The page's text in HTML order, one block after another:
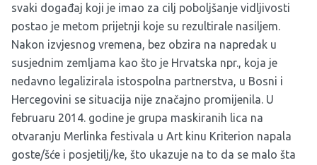
svaki događaj koji je imao za cilj poboljšanje vidljivosti
postao je metom prijetnji koje su rezultirale nasiljem.
Nakon izvjesnog vremena, bez obzira na napredak u
susjednim zemljama kao što je Hrvatska npr., koja je
nedavno legalizirala istospolna partnerstva, u Bosni i
Hercegovini se situacija nije značajno promijenila. U
februaru 2014. godine je grupa maskiranih lica na
otvaranju Merlinka festivala u Art kinu Kriterion napala
goste/šće i posjetilj/ke, što ukazuje na to da se malo šta